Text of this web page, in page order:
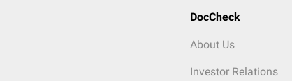
DocCheck
About Us
Investor Relations